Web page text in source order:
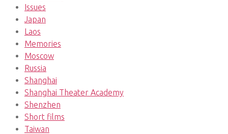
Issues
Japan
Laos
Memories
Moscow
Russia
Shanghai
Shanghai Theater Academy
Shenzhen
Short films
Taiwan